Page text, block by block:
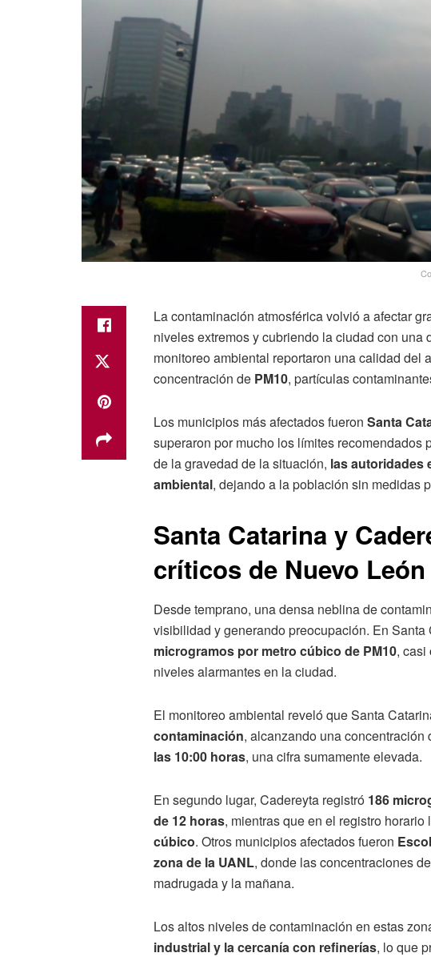
La contaminación atmosférica volvió a afectar
niveles extremos y cubriendo la ciudad con una
monitoreo ambiental reportaron una calidad del
concentración de PM10, partículas
Los municipios más afectados fueron Santa
superaron por mucho los límites recomendados
de la gravedad de la situación, las autoridades
ambiental, dejando a la población sin medidas
Santa Catarina y
críticos de Nuevo León
Desde temprano, una densa neblina de
visibilidad y generando preocupación. En
microgramos por metro cúbico de PM10, casi
niveles alarmantes en la ciudad.
El monitoreo ambiental reveló que Santa
contaminación, alcanzando una concentración
las 10:00 horas, una cifra sumamente elevada.
En segundo lugar, Cadereyta registró 186
de 12 horas, mientras que en el registro horario
cúbico. Otros municipios afectados fueron
zona de la UANL, donde las concentraciones
madrugada y la mañana.
Los altos niveles de contaminación en estas
industrial y la cercanía con refinerías, lo que